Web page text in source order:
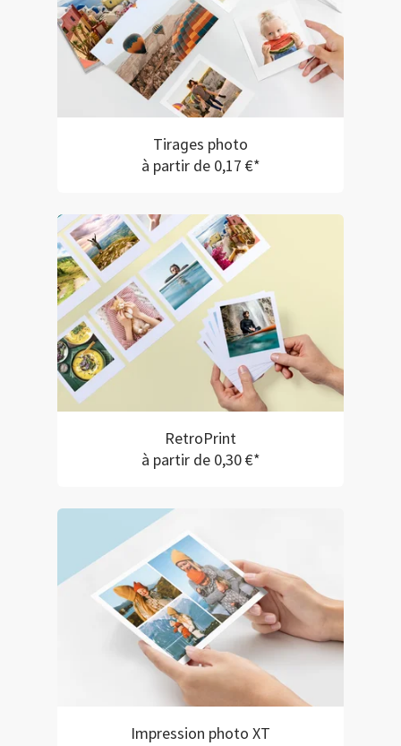
Tirages photo
à partir de 0,17 €*
RetroPrint
à partir de 0,30 €*
Impression photo XT